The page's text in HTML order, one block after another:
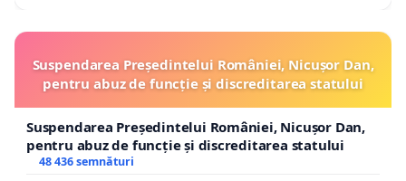
Suspendarea Președintelui României, Nicușor Dan,
pentru abuz de funcție și discreditarea statului
Suspendarea Președintelui României, Nicușor Dan,
pentru abuz de funcție și discreditarea statului
48 436 semnături